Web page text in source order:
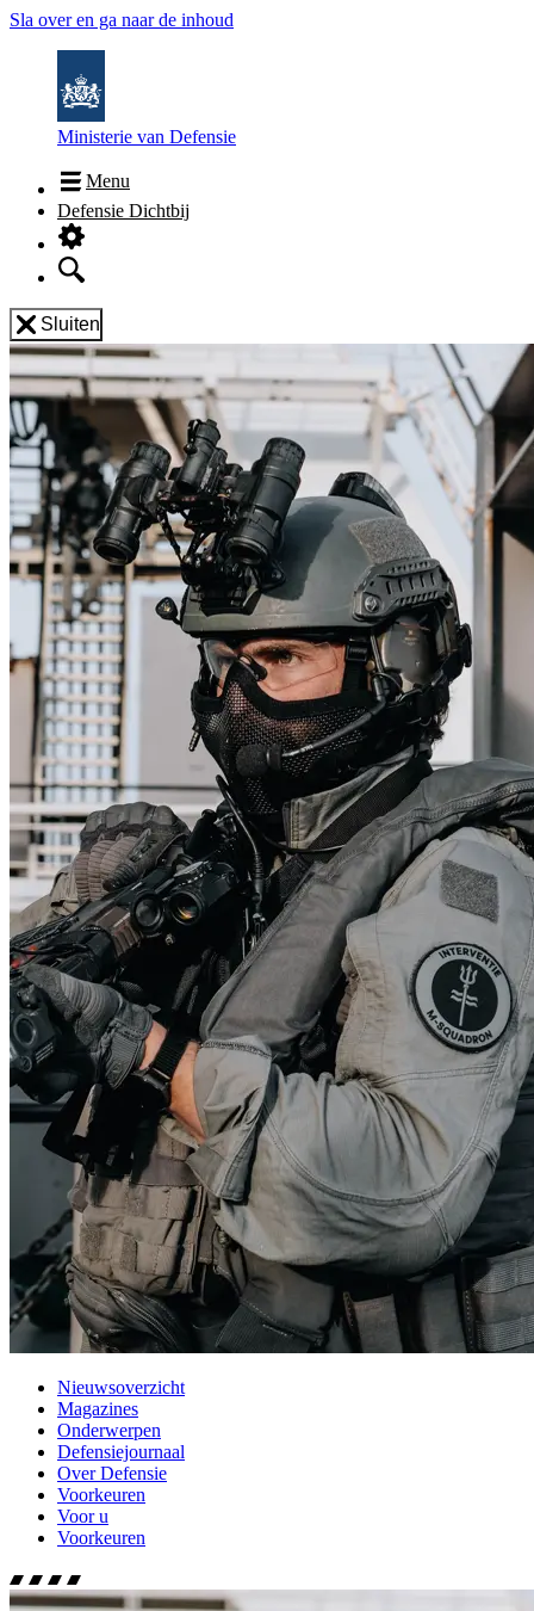
Sla over en ga naar de inhoud
Ministerie van Defensie
Menu
Defensie Dichtbij
Sluiten
Nieuwsoverzicht
Magazines
Onderwerpen
Defensiejournaal
Over Defensie
Voorkeuren
Voor u
Voorkeuren